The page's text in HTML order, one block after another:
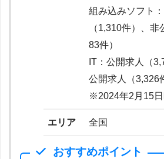
組み込みソフト
（1,310件）、
83件）
IT：公開求人（
公開求人（3,326
※2024年2月15
エリア 全国
おすすめポイント